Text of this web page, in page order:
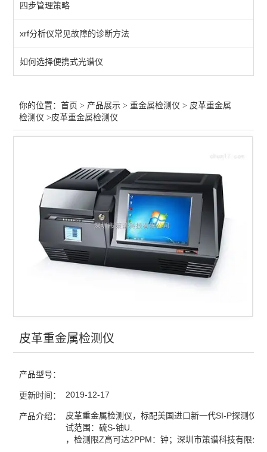
查看全部 >>
四步管理策略
xrf分析仪常见故障的诊断方法
如何选择便携式光谱仪
你的位置：首页 > 产品展示 >重金属检测仪 > 皮革重金属
检测仪 >皮革重金属检测仪
皮革重金属检测仪
产品型号：
更新时间： 2019-12-17
产品介绍：
皮革重金属检测仪，标配美国进口新一代SI-P探测仪
试范围：硫S-铀U.
，检测限Z高可达2PPM：钟；深圳市策谱科技有限公